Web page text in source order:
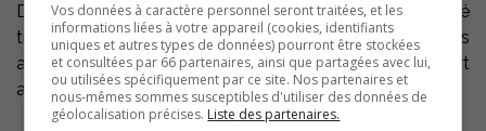
Donat Roy à l’industrie laitière québécoise. Personnalité
très connue, ce dernier s’est vu décerner au cours des
ans de nombreux prix qui témoignent bien de son apport
au secteur laitier et agroalimentaire québécois.
Vos données à caractère personnel seront traitées, et les
informations liées à votre appareil (cookies, identifiants
uniques et autres types de données) pourront être stockées
et consultées par 66 partenaires, ainsi que partagées avec lui,
ou utilisées spécifiquement par ce site. Nos partenaires et
nous-mêmes sommes susceptibles d'utiliser des données de
géolocalisation précises. Liste des partenaires.